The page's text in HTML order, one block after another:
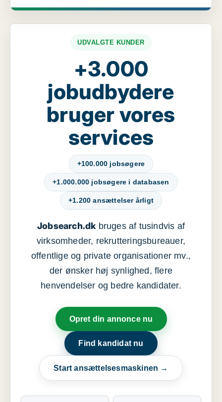
UDVALGTE KUNDER
+3.000
jobudbydere
bruger vores
services
+100.000 jobsøgere
+1.000.000 jobsøgere i databasen
+1.200 ansættelser årligt
Jobsearch.dkbruges af tusindvis af
virksomheder, rekrutteringsbureauer,
offentlige og private organisationer mv.,
der ønsker høj synlighed, flere
henvendelser og bedre kandidater.
Opret din annonce nu
Find kandidat nu
Start ansættelsesmaskinen →